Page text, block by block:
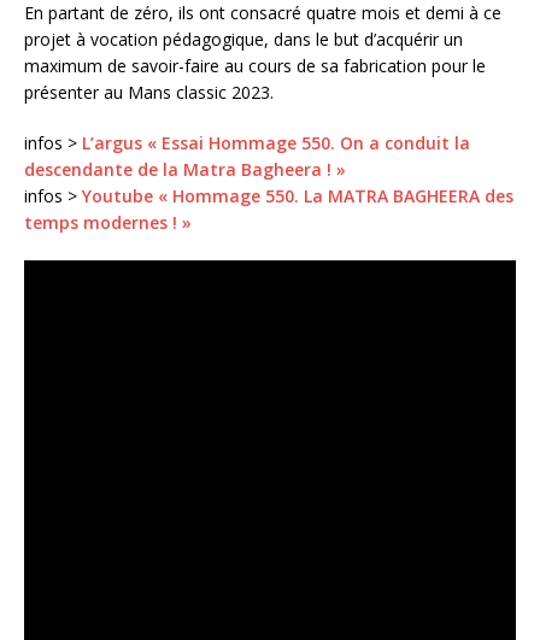
En partant de zéro, ils ont consacré quatre mois et demi à ce
projet à vocation pédagogique, dans le but d’acquérir un
maximum de savoir-faire au cours de sa fabrication pour le
présenter au Mans classic 2023.
infos > L’argus « Essai Hommage 550. On a conduit la
descendante de la Matra Bagheera ! »
infos > Youtube « Hommage 550. La MATRA BAGHEERA des
temps modernes ! »